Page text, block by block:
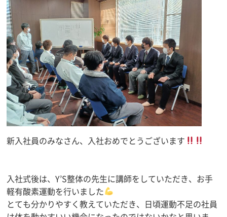
新入社員のみなさん、入社おめでとうございます
入社式後は、Y’S整体の先生に講師をしていただき、お手
軽有酸素運動を行いました
とても分かりやすく教えていただき、日頃運動不足の社員